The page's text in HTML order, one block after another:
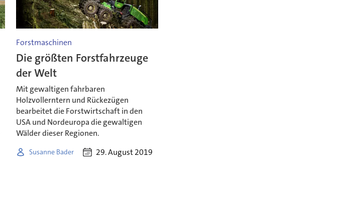
Forstmaschinen
Die größten Forstfahrzeuge
der Welt
Mit gewaltigen fahrbaren
Holzvollerntern und Rückezügen
bearbeitet die Forstwirtschaft in den
USA und Nordeuropa die gewaltigen
Wälder dieser Regionen.
Susanne Bader 29. August 2019